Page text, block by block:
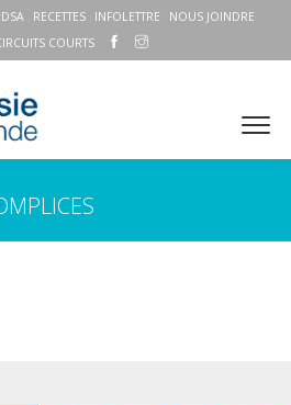
RECETTES INFOLETTRE
NOUS JOINDRE
COURTS